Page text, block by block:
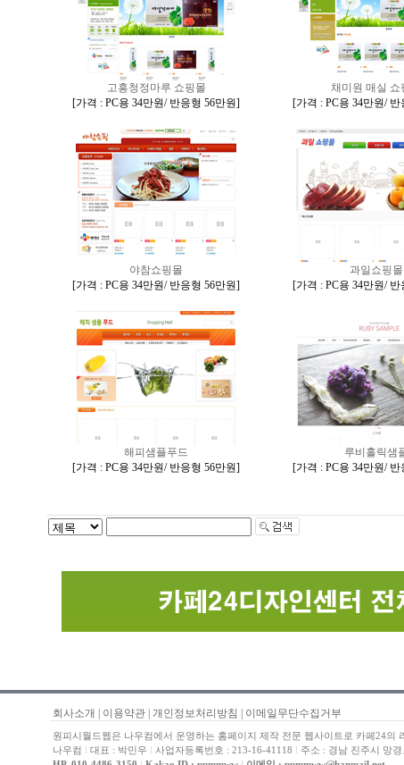
고흥청정마루 쇼핑몰
[가격 : PC용 34만원/ 반응형 56만원]
채미원 매실 쇼
[가격 : PC용 34만원/ 반
야참쇼핑몰
[가격 : PC용 34만원/ 반응형 56만원]
과일쇼핑몰
[가격 : PC용 34만원/ 반
해피샘플푸드
[가격 : PC용 34만원/ 반응형 56만원]
루비홀릭샘
[가격 : PC용 34만원/ 반
회사소개 이용약관 개인정보처리방침 이메일무단수집거부
원피시월드웹은 나우컴에서 운영하는 홈페이지 제작 전문 웹사이트로 카페24의
나우컴 l 대표 : 박민우 l 사업자등록번호 : 213-16-41118 l 주소 : 경남 진주시 망